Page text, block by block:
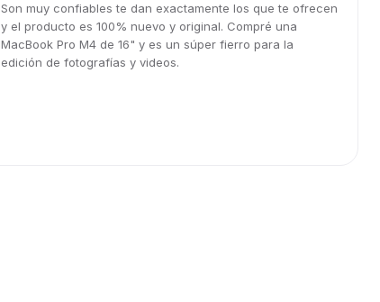
Son muy confiables te dan exactamente los que te ofrecen
y el producto es 100% nuevo y original. Compré una
MacBook Pro M4 de 16" y es un súper fierro para la
edición de fotografías y videos.